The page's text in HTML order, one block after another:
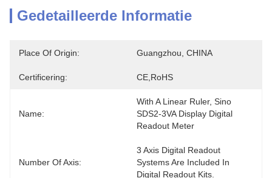
Gedetailleerde Informatie
Place Of Origin: Guangzhou, CHINA
Certificering: CE,RoHS
Name:
With A Linear Ruler, Sino
SDS2-3VA Display Digital
Readout Meter
Number Of Axis:
3 Axis Digital Readout
Systems Are Included In
Digital Readout Kits.